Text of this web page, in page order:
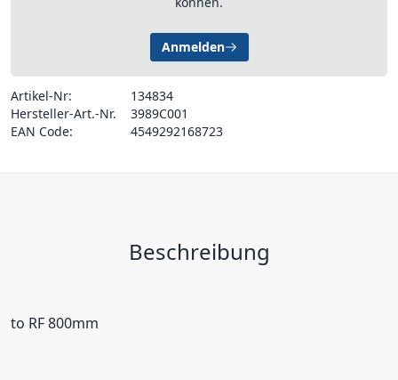
Anmelden
Artikel-Nr:
134834
Hersteller-Art.-Nr.
3989C001
EAN Code:
4549292168723
Beschreibung
to RF 800mm